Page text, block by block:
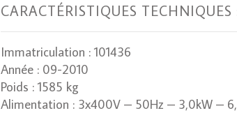
CARACTÉRISTIQUES TECHNIQUES
Immatriculation : 101436
Année : 09-2010
Poids : 1585 kg
Alimentation : 3x400V – 50Hz – 3,0kW –